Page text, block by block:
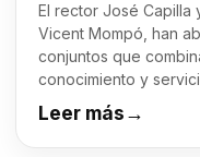
El rector José Capilla
Vicent Mompó, han
conjuntos que
conocimiento y
Leer más→